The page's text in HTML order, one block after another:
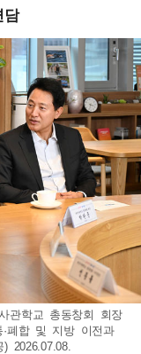
담
관학교 총동창회 회장
폐합 및 지방 이전과
2026.07.08.